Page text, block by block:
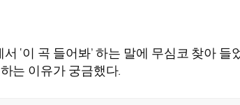
‘이 곡 들어봐’ 하는 말에 무심코 찾아 들
는 이유가 궁금했다.